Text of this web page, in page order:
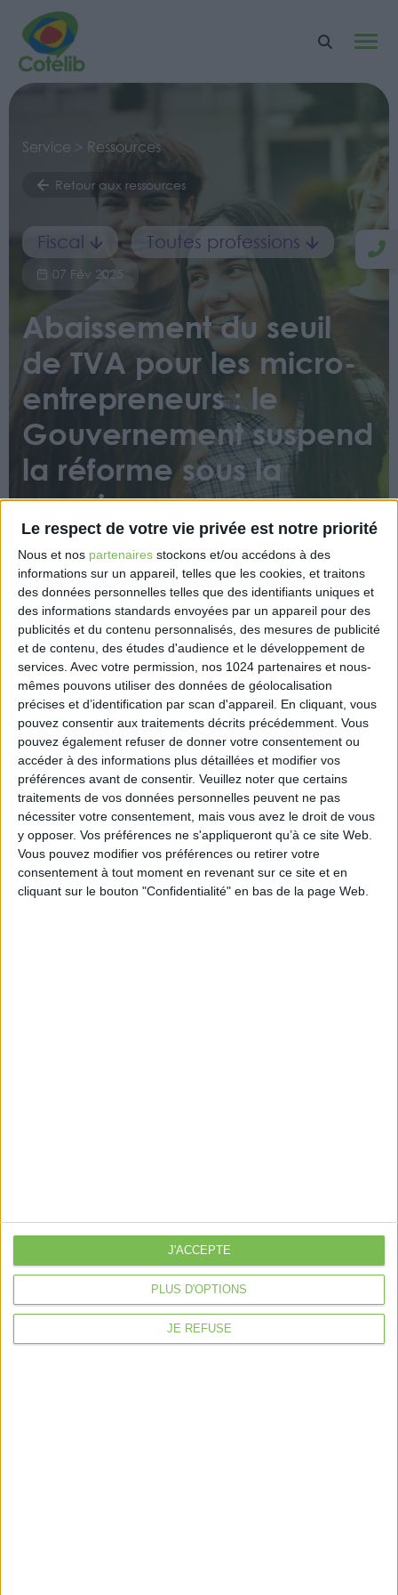
Le respect de votre vie privée est notre priorité
Nous et nos partenaires stockons et/ou accédons à des
informations sur un appareil, telles que les cookies, et traitons
des données personnelles telles que des identifiants uniques et
des informations standards envoyées par un appareil pour des
publicités et du contenu personnalisés, des mesures de publicité
et de contenu, des études d'audience et le développement de
services. Avec votre permission, nos 1024 partenaires et nous-
mêmes pouvons utiliser des données de géolocalisation
précises et d’identification par scan d'appareil. En cliquant, vous
pouvez consentir aux traitements décrits précédemment. Vous
pouvez également refuser de donner votre consentement ou
accéder à des informations plus détaillées et modifier vos
préférences avant de consentir. Veuillez noter que certains
traitements de vos données personnelles peuvent ne pas
nécessiter votre consentement, mais vous avez le droit de vous
y opposer. Vos préférences ne s'appliqueront qu’à ce site Web.
Vous pouvez modifier vos préférences ou retirer votre
consentement à tout moment en revenant sur ce site et en
cliquant sur le bouton "Confidentialité" en bas de la page Web.
PLUS D'OPTIONS
JE REFUSE
J'ACCEPTE
Service > Ressources
Retour aux ressources
Fiscal Toutes professions
07 Fév 2025
Abaissement du seuil
de TVA pour les micro-
entrepreneurs : le
Gouvernement suspend
la réforme sous la
pression
Face à la mobilisation des micro-entrepreneurs et
des organisations patronales, le Gouvernement a
décidé de suspendre l’abaissement du seuil de
franchise en base de TVA, initialement prévu dans le
projet de loi de finances pour 2025. Cette mesure
controversée, qui devait entrer en vigueur au 1ᵉʳ
mars 2025, est désormais mise en pause pour
permettre une concertation avec les acteurs
concernés, a annoncé Éric Lombard, ministre de
l’Économie.
https://www.capital.fr/economie-
politique/abaissement-du-seuil-de-tva-la-mesure-
Je sécurise mon activité
À la une
Violette la comptable
Déclaration Impôt sur le Revenu